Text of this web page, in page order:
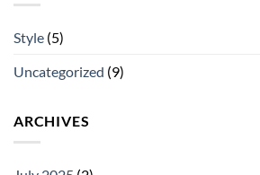
Style (5)
Uncategorized (9)
ARCHIVES